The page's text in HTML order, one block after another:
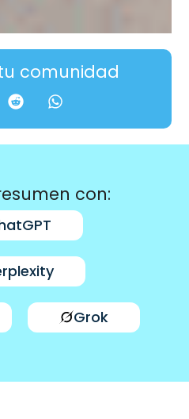
comunidad
con:
Grok